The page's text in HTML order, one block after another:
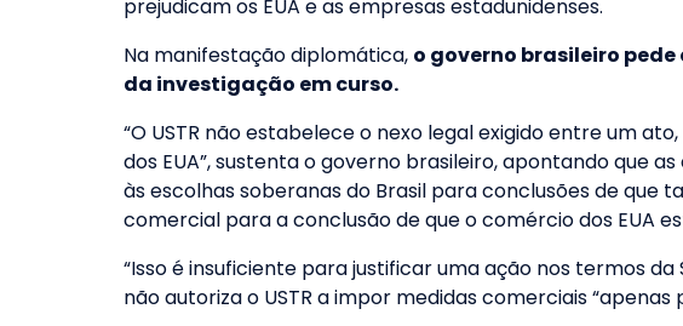
prejudicam os EUA e as empresas estadunidenses.
Na manifestação diplomática, o governo brasileiro
da investigação em curso.
“O USTR não estabelece o nexo legal exigido entre um
dos EUA”, sustenta o governo brasileiro, apontando que
às escolhas soberanas do Brasil para conclusões de que
comercial para a conclusão de que o comércio dos EUA
“Isso é insuficiente para justificar uma ação nos termos
não autoriza o USTR a impor medidas comerciais